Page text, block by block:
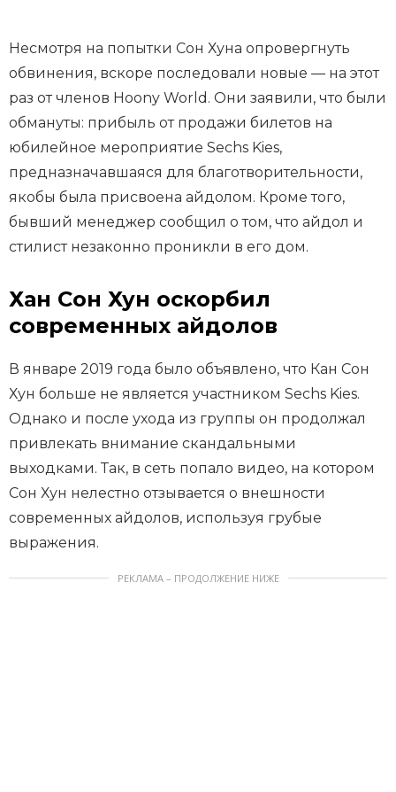
Несмотря на попытки Сон Хуна опровергнуть
обвинения, вскоре последовали новые — на этот
раз от членов Hoony World. Они заявили, что были
обмануты: прибыль от продажи билетов на
юбилейное мероприятие Sechs Kies,
предназначавшаяся для благотворительности,
якобы была присвоена айдолом. Кроме того,
бывший менеджер сообщил о том, что айдол и
стилист незаконно проникли в его дом.
Хан Сон Хун оскорбил
современных айдолов
В январе 2019 года было объявлено, что Кан Сон
Хун больше не является участником Sechs Kies.
Однако и после ухода из группы он продолжал
привлекать внимание скандальными
выходками. Так, в сеть попало видео, на котором
Сон Хун нелестно отзывается о внешности
современных айдолов, используя грубые
выражения.
РЕКЛАМА – ПРОДОЛЖЕНИЕ НИЖЕ